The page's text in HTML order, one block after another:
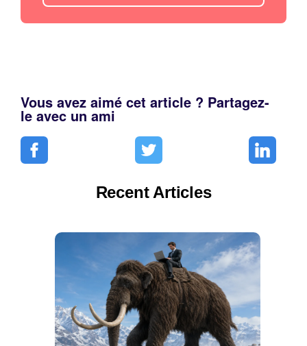
Vous avez aimé cet article ? Partagez-
le avec un ami
Recent Articles